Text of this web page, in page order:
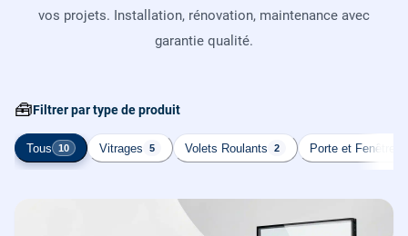
vos projets. Installation, rénovation, maintenance avec
garantie qualité.
🧰Filtrer par type de produit
Tous 10 Vitrages 5 Volets Roulants 2 Porte et Fenêtre